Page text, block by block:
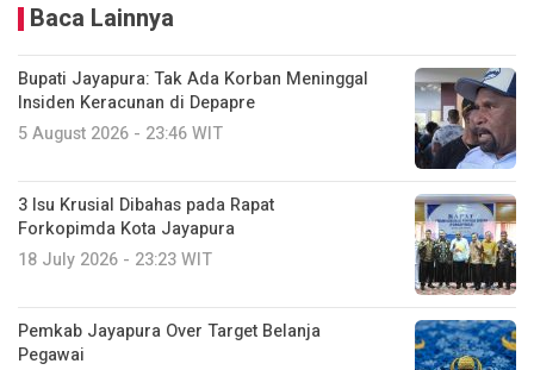
Baca Lainnya
Bupati Jayapura: Tak Ada Korban Meninggal
Insiden Keracunan di Depapre
5 August 2026 - 23:46 WIT
3 Isu Krusial Dibahas pada Rapat
Forkopimda Kota Jayapura
18 July 2026 - 23:23 WIT
Pemkab Jayapura Over Target Belanja
Pegawai